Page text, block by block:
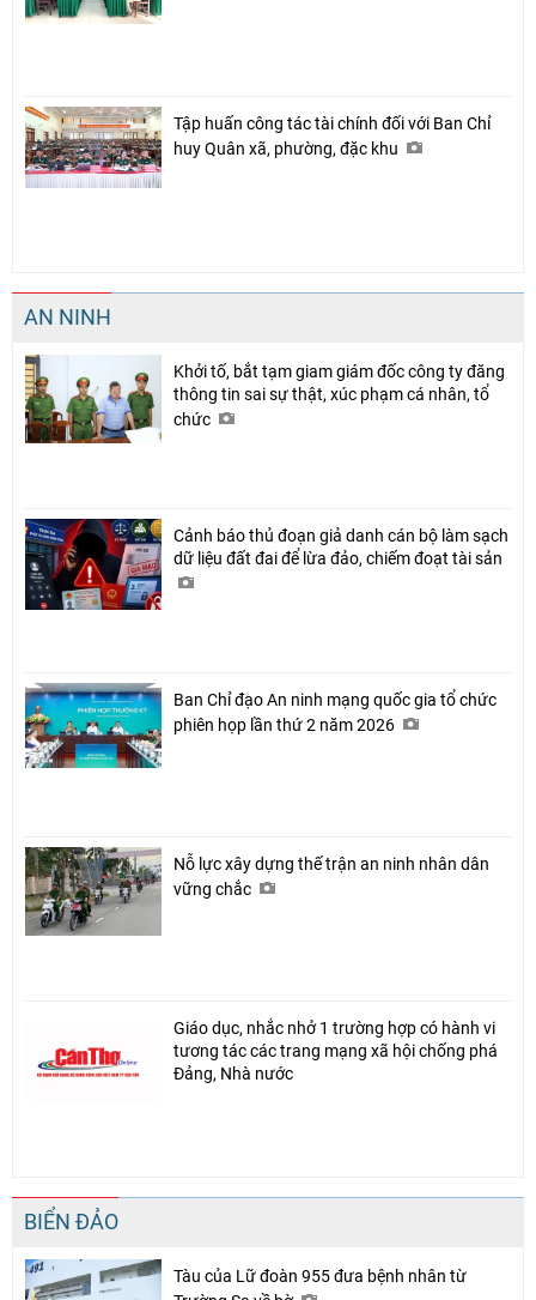
Tập huấn công tác tài chính đối với Ban Chỉ
huy Quân xã, phường, đặc khu
AN NINH
Khởi tố, bắt tạm giam giám đốc công ty đăng
thông tin sai sự thật, xúc phạm cá nhân, tổ
chức
Cảnh báo thủ đoạn giả danh cán bộ làm sạch
dữ liệu đất đai để lừa đảo, chiếm đoạt tài sản
Ban Chỉ đạo An ninh mạng quốc gia tổ chức
phiên họp lần thứ 2 năm 2026
Nỗ lực xây dựng thế trận an ninh nhân dân
vững chắc
Giáo dục, nhắc nhở 1 trường hợp có hành vi
tương tác các trang mạng xã hội chống phá
Đảng, Nhà nước
BIỂN ĐẢO
Tàu của Lữ đoàn 955 đưa bệnh nhân từ